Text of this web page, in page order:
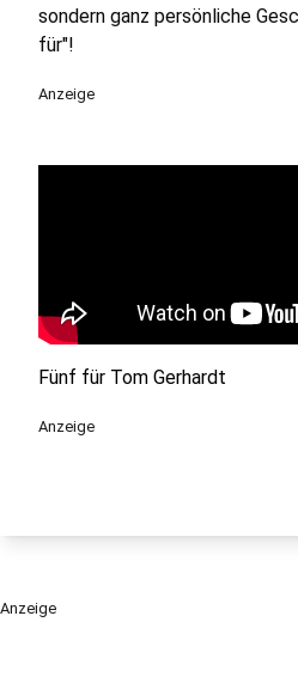
sondern ganz persönliche
für"!
Anzeige
Fünf für Tom Gerhardt
Anzeige
Anzeige